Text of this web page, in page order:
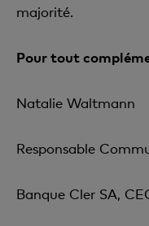
majorité.
Pour tout
Natalie Waltmann
Responsable
Banque Cler SA,